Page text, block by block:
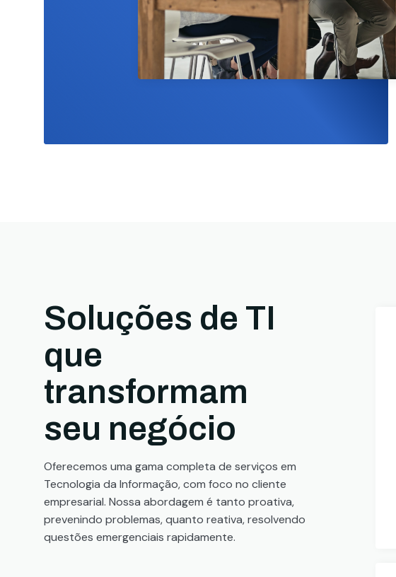
Soluções de TI
que
transformam
seu negócio
Oferecemos uma gama completa de serviços em
Tecnologia da Informação, com foco no cliente
empresarial. Nossa abordagem é tanto proativa,
prevenindo problemas, quanto reativa, resolvendo
questões emergenciais rapidamente.